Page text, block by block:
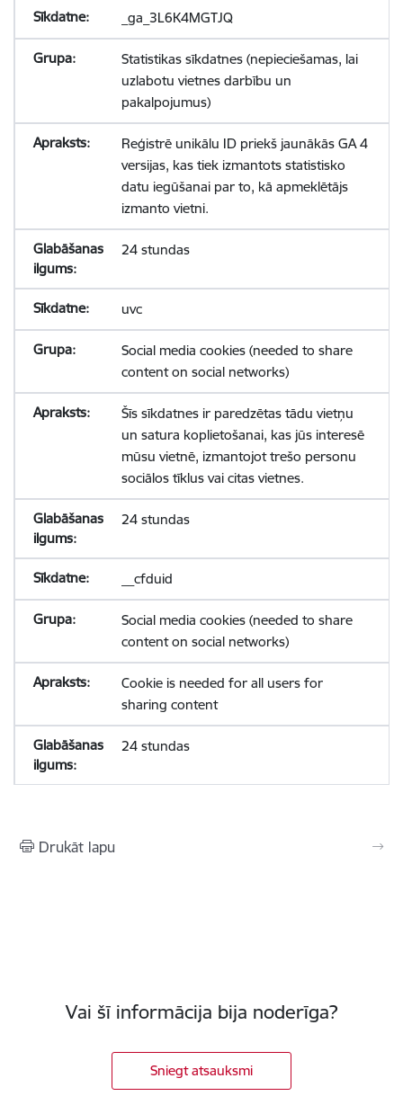
_ga_3L6K4MGTJQ
Statistikas sīkdatnes (nepieciešamas, lai
uzlabotu vietnes darbību un
pakalpojumus)
Reģistrē unikālu ID priekš jaunākās GA 4
versijas, kas tiek izmantots statistisko
datu iegūšanai par to, kā apmeklētājs
izmanto vietni.
24 stundas
uvc
Social media cookies (needed to share
content on social networks)
Šīs sīkdatnes ir paredzētas tādu vietņu
un satura koplietošanai, kas jūs interesē
mūsu vietnē, izmantojot trešo personu
sociālos tīklus vai citas vietnes.
24 stundas
__cfduid
Social media cookies (needed to share
content on social networks)
Cookie is needed for all users for
sharing content
24 stundas
Drukāt lapu
Vai šī informācija bija noderīga?
Sniegt atsauksmi